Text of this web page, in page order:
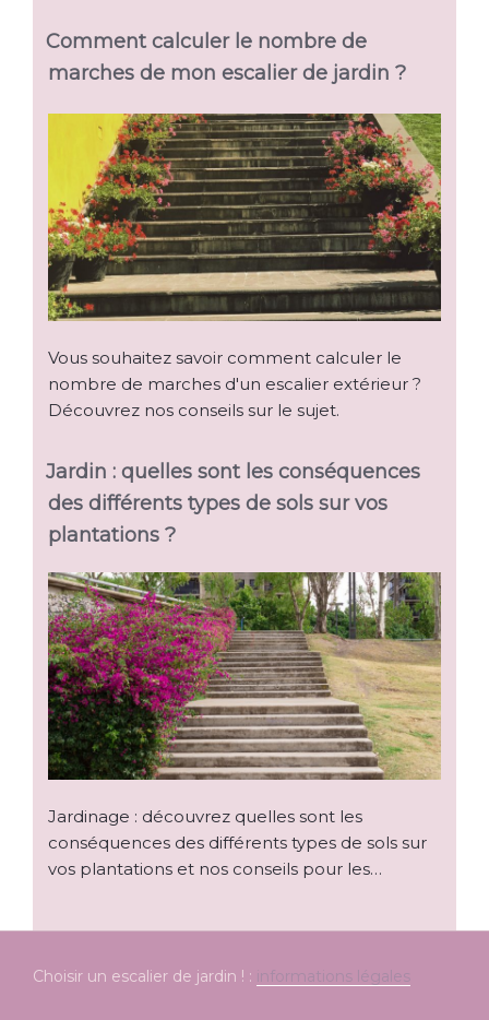
Comment calculer le nombre de
marches de mon escalier de jardin ?
Vous souhaitez savoir comment calculer le
nombre de marches d'un escalier extérieur ?
Découvrez nos conseils sur le sujet.
Jardin : quelles sont les conséquences
des différents types de sols sur vos
plantations ?
Jardinage : découvrez quelles sont les
conséquences des différents types de sols sur
vos plantations et nos conseils pour les…
Choisir un escalier de jardin ! : informations légales